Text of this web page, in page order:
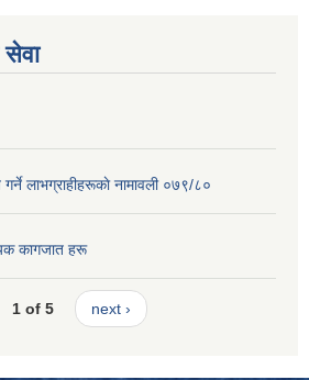
गर्ने लाभग्राहीहरूकाे नामावली ०७९/८०
कागजात हरू
1 of 5 next ›